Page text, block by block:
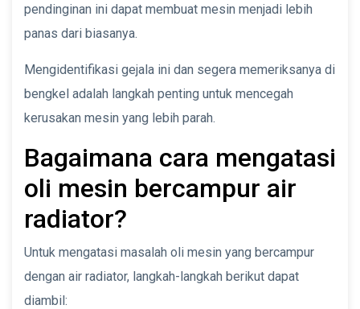
pendinginan ini dapat membuat mesin menjadi lebih
panas dari biasanya.
Mengidentifikasi gejala ini dan segera memeriksanya di
bengkel adalah langkah penting untuk mencegah
kerusakan mesin yang lebih parah.
Bagaimana cara mengatasi
oli mesin bercampur air
radiator?
Untuk mengatasi masalah oli mesin yang bercampur
dengan air radiator, langkah-langkah berikut dapat
diambil: